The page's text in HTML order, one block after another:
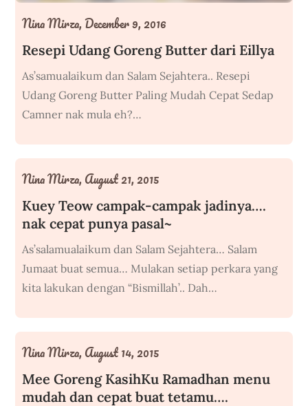
Resepi Udang Goreng Butter dari Eillya
Nina Mirza,December 9, 2016
As’samualaikum dan Salam Sejahtera.. Resepi
Udang Goreng Butter Paling Mudah Cepat Sedap
Camner nak mula eh?…
Kuey Teow campak-campak jadinya….
nak cepat punya pasal~
Nina Mirza, August 21, 2015
As’salamualaikum dan Salam Sejahtera… Salam
Jumaat buat semua… Mulakan setiap perkara yang
kita lakukan dengan “Bismillah’.. Dah…
Mee Goreng KasihKu Ramadhan menu
mudah dan cepat buat tetamu….
Nina Mirza, August 14, 2015